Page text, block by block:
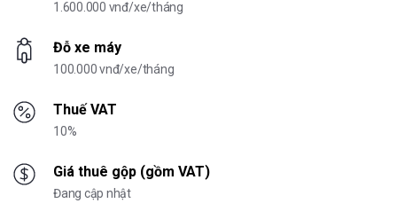
1.600.000 vnđ/xe/tháng
Đỗ xe máy
100.000 vnđ/xe/tháng
Thuế VAT
10%
Giá thuê gộp (gồm VAT)
Đang cập nhật